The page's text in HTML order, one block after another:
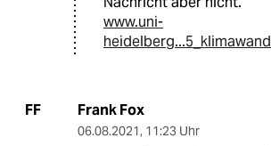
www.uni-
FF Frank Fox
06.08.2021, 11:23 Uhr